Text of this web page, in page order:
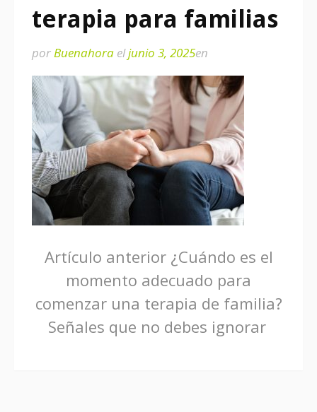
terapia para familias
porBuenahora eljunio 3, 2025en
Seguir
leyendo
Artículo anterior¿Cuándo es el
momento adecuado para
comenzar una terapia de familia?
Señales que no debes ignorar